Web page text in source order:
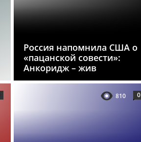
Россия напомнила США о
«пацанской совести»:
Анкоридж – жив
810 0